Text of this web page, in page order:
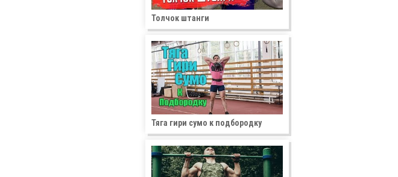
Толчок штанги
Тяга гири сумо к подбородку